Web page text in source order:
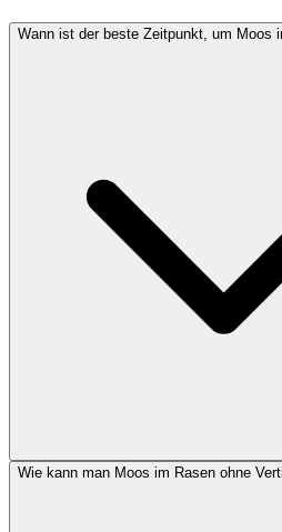
Wann ist der beste Zeitpunkt, um Moos
Wie kann man Moos im Rasen ohne